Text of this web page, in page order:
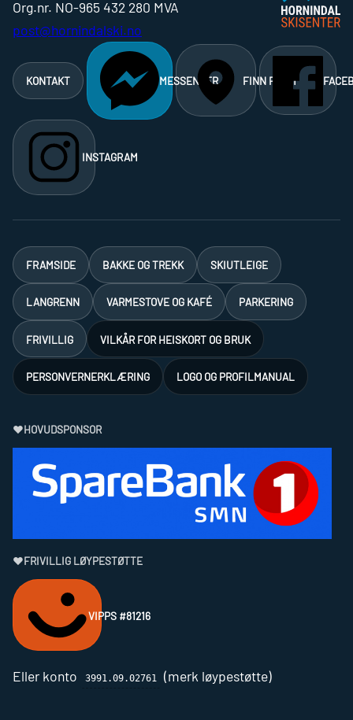
Org.nr. NO-965 432 280 MVA
post@hornindalski.no
KONTAKT MESSENGER FINN FRAM
INSTAGRAM
FRAMSIDE BAKKE OG TREKK SKIUTLEIGE
LANGRENN VARMESTOVE OG KAFÉ PARKERING
FRIVILLIG VILKÅR FOR HEISKORT OG BRUK
PERSONVERNERKLÆRING LOGO OG PROFILMANUAL
❤HOVUDSPONSOR
❤FRIVILLIG LØYPESTØTTE
VIPPS #81216
Eller konto 3991.09.02761 (merk løypestøtte)